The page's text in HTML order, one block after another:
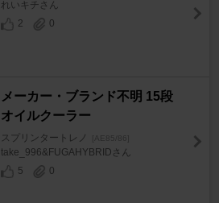
れいキチさん
2
0
メーカー・ブランド不明 15段
オイルクーラー
スプリンタートレノ [AE85/86]
take_996&FUGAHYBRIDさん
5
0